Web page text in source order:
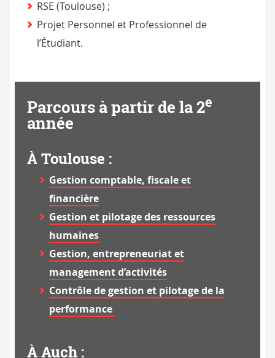
RSE (Toulouse) ;
Projet Personnel et Professionnel de
l’Étudiant.
Parcours à partir de la 2e
année
À Toulouse :
Gestion comptable, fiscale et
financière
Gestion et pilotage des ressources
humaines
Gestion, entrepreneuriat et
management d’activités
Contrôle de gestion et pilotage de la
performance
À Auch :